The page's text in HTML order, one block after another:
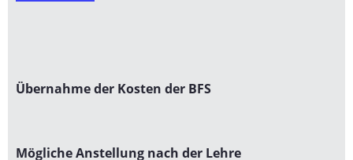
Übernahme der Kosten der BFS
Mögliche Anstellung nach der Lehre